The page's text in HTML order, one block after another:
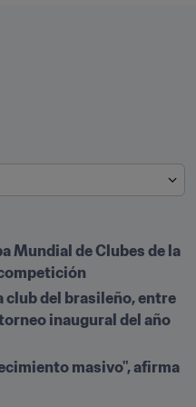
Mundial de Clubes de la
club del brasileño, entre
inaugural del año
masivo", afirma